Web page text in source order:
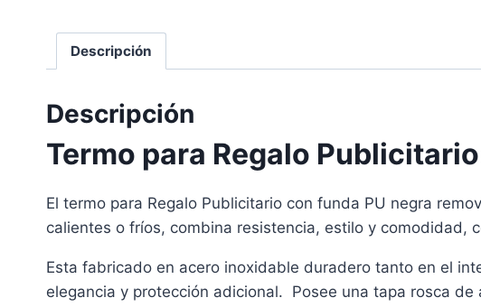
Descripción
Descripción
Termo para Regalo
El termo para Regalo Publicitario con funda PU negra
calientes o fríos, combina resistencia, estilo y comodidad,
Esta fabricado en acero inoxidable duradero tanto en el
elegancia y protección adicional. Posee una tapa rosca